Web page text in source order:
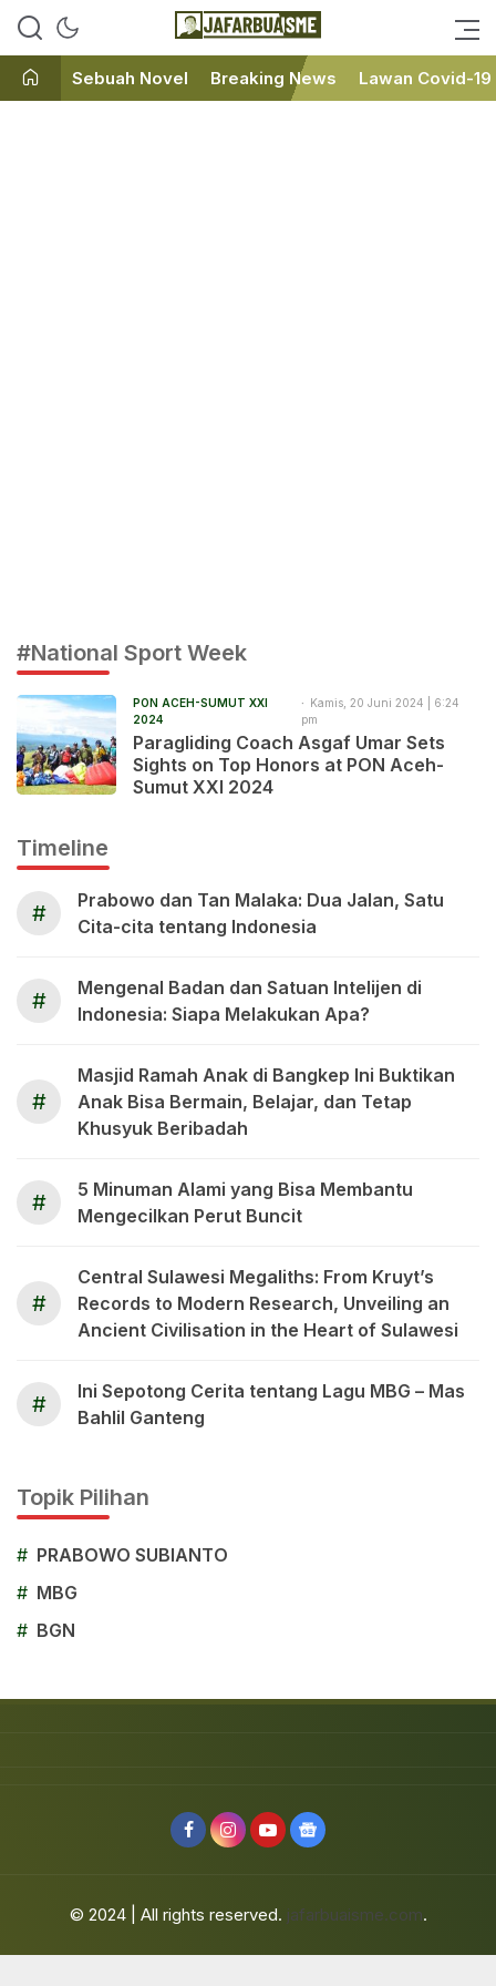
JafarBua
Ini bukan Media Online, Ini
Sebuah Novel Breaking News Lawan Covid-19
#National Sport Week
PON ACEH-SUMUT XXI
2024
Kamis, 20 Juni 2024 | 6:24
pm
Paragliding Coach Asgaf Umar Sets
Sights on Top Honors at PON Aceh-
Sumut XXI 2024
Timeline
#
Prabowo dan Tan Malaka: Dua Jalan, Satu
Cita-cita tentang Indonesia
#
Mengenal Badan dan Satuan Intelijen di
Indonesia: Siapa Melakukan Apa?
#
Masjid Ramah Anak di Bangkep Ini Buktikan
Anak Bisa Bermain, Belajar, dan Tetap
Khusyuk Beribadah
#
5 Minuman Alami yang Bisa Membantu
Mengecilkan Perut Buncit
#
Central Sulawesi Megaliths: From Kruyt’s
Records to Modern Research, Unveiling an
Ancient Civilisation in the Heart of Sulawesi
#
Ini Sepotong Cerita tentang Lagu MBG – Mas
Bahlil Ganteng
Topik Pilihan
# PRABOWO SUBIANTO
# MBG
# BGN
© 2024 | All rights reserved. jafarbuaisme.com.